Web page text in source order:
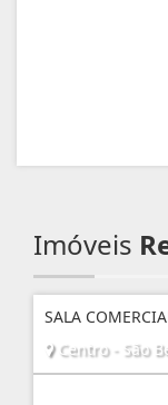
Imóveis
SALA
Centro - São